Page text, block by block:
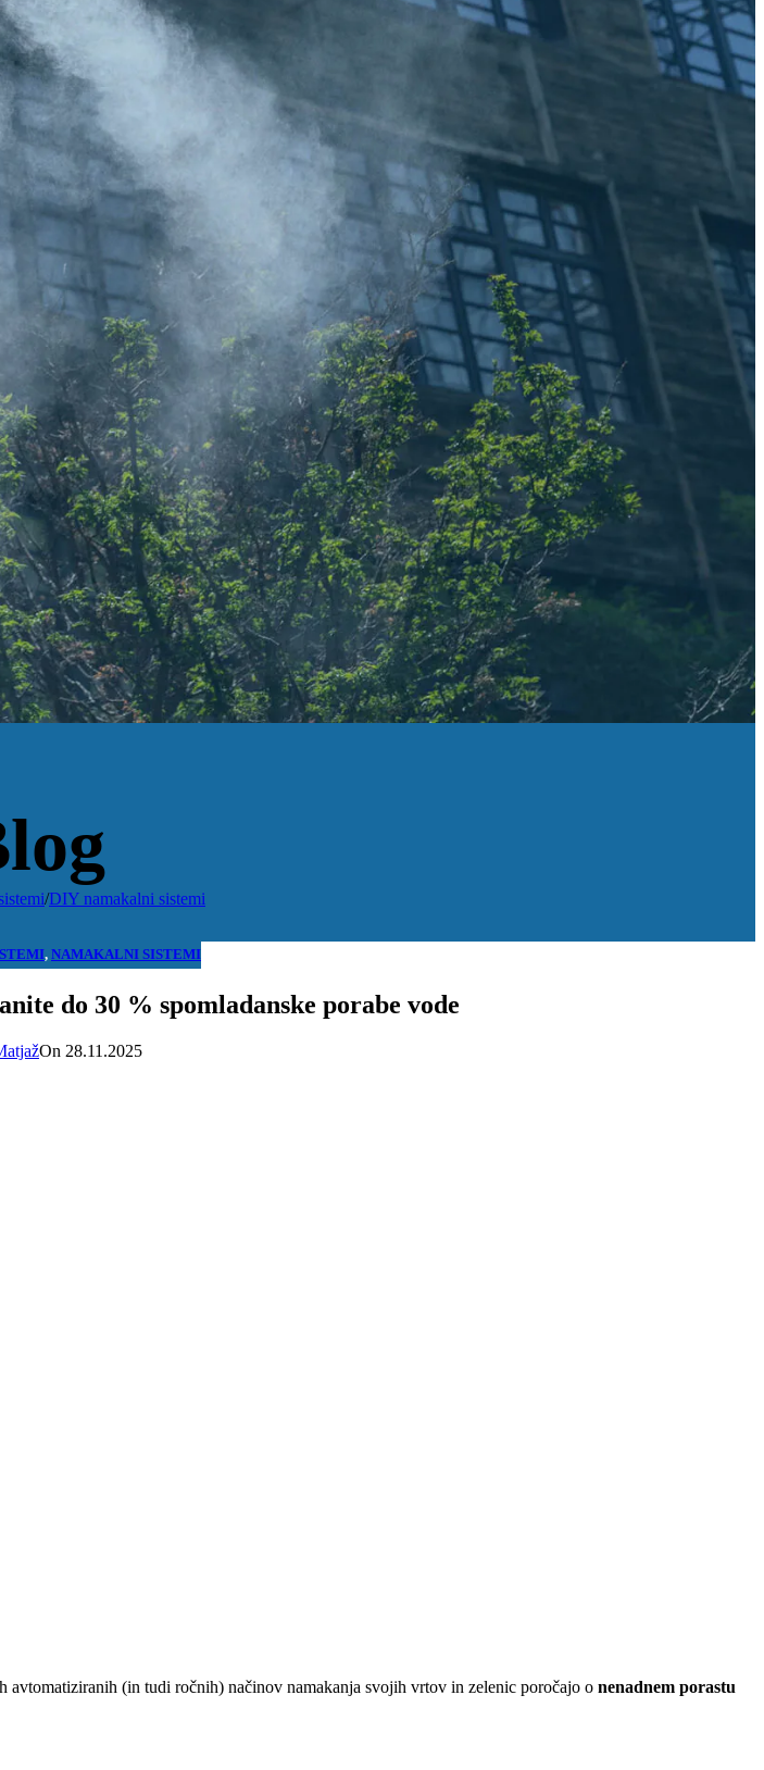
/DIY namakalni sistemi
, NAMAKALNI SISTEMI
do 30 % spomladanske porabe vode
On 28.11.2025
(in tudi ročnih) načinov namakanja svojih vrtov in zelenic poročajo o nenadnem porastu